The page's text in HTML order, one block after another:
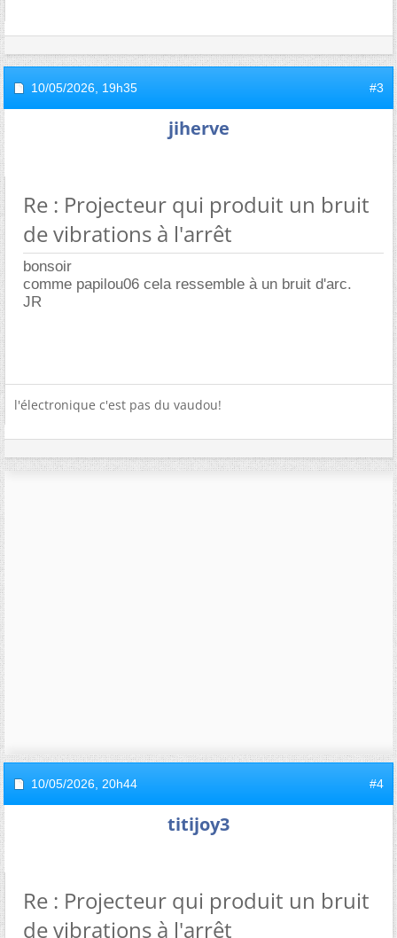
10/05/2026, 19h35 #3
jiherve
Re : Projecteur qui produit un bruit
de vibrations à l'arrêt
bonsoir
comme papilou06 cela ressemble à un bruit d'arc.
JR
l'électronique c'est pas du vaudou!
10/05/2026, 20h44 #4
titijoy3
Re : Projecteur qui produit un bruit
de vibrations à l'arrêt